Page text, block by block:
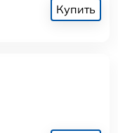
Купить